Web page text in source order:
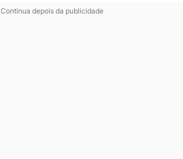
Continua depois da publicidade